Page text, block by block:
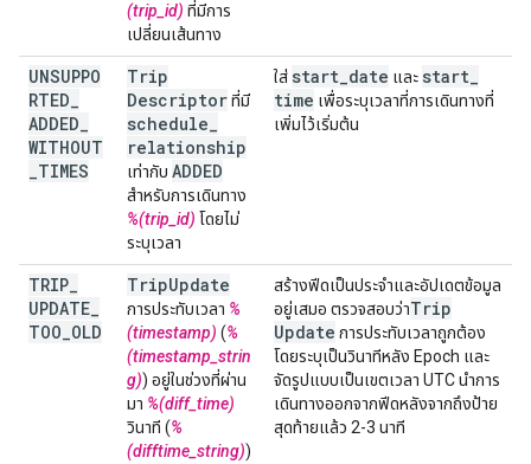
(trip_id) ที่มีการ
เปลี่ยนเส้นทาง
UNSUPPO
RTED
ADDED
WITHOUT
TIMES
Trip
Descriptorที่มี
schedule
relationship
เท่ากับ ADDED
สำหรับการเดินทาง
%(trip_id) โดยไม่
ระบุเวลา
ใส่ start date และ start
time เพื่อระบุเวลาที่การเดินทางที่
เพิ่มไว้เริ่มต้น
TRIP
UPDATE
TOO OLD
TripUpdate
การประทับเวลา %
(timestamp) (%
(timestamp_strin
g)) อยู่ในช่วงที่ผ่าน
มา %(diff_time)
วินาที (%
(difftime_string))
สร้างฟีดเป็นประจำและอัปเดตข้อมูล
อยู่เสมอ ตรวจสอบว่าTrip
Update การประทับเวลาถูกต้อง
โดยระบุเป็นวินาทีหลัง Epoch และ
จัดรูปแบบเป็นเขตเวลา UTC นำการ
เดินทางออกจากฟีดหลังจากถึงป้าย
สุดท้ายแล้ว 2-3 นาที